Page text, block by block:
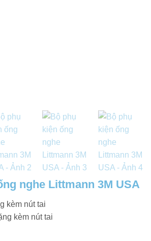
nghe Littmann 3M USA
kèm nút tai
kèm nút tai